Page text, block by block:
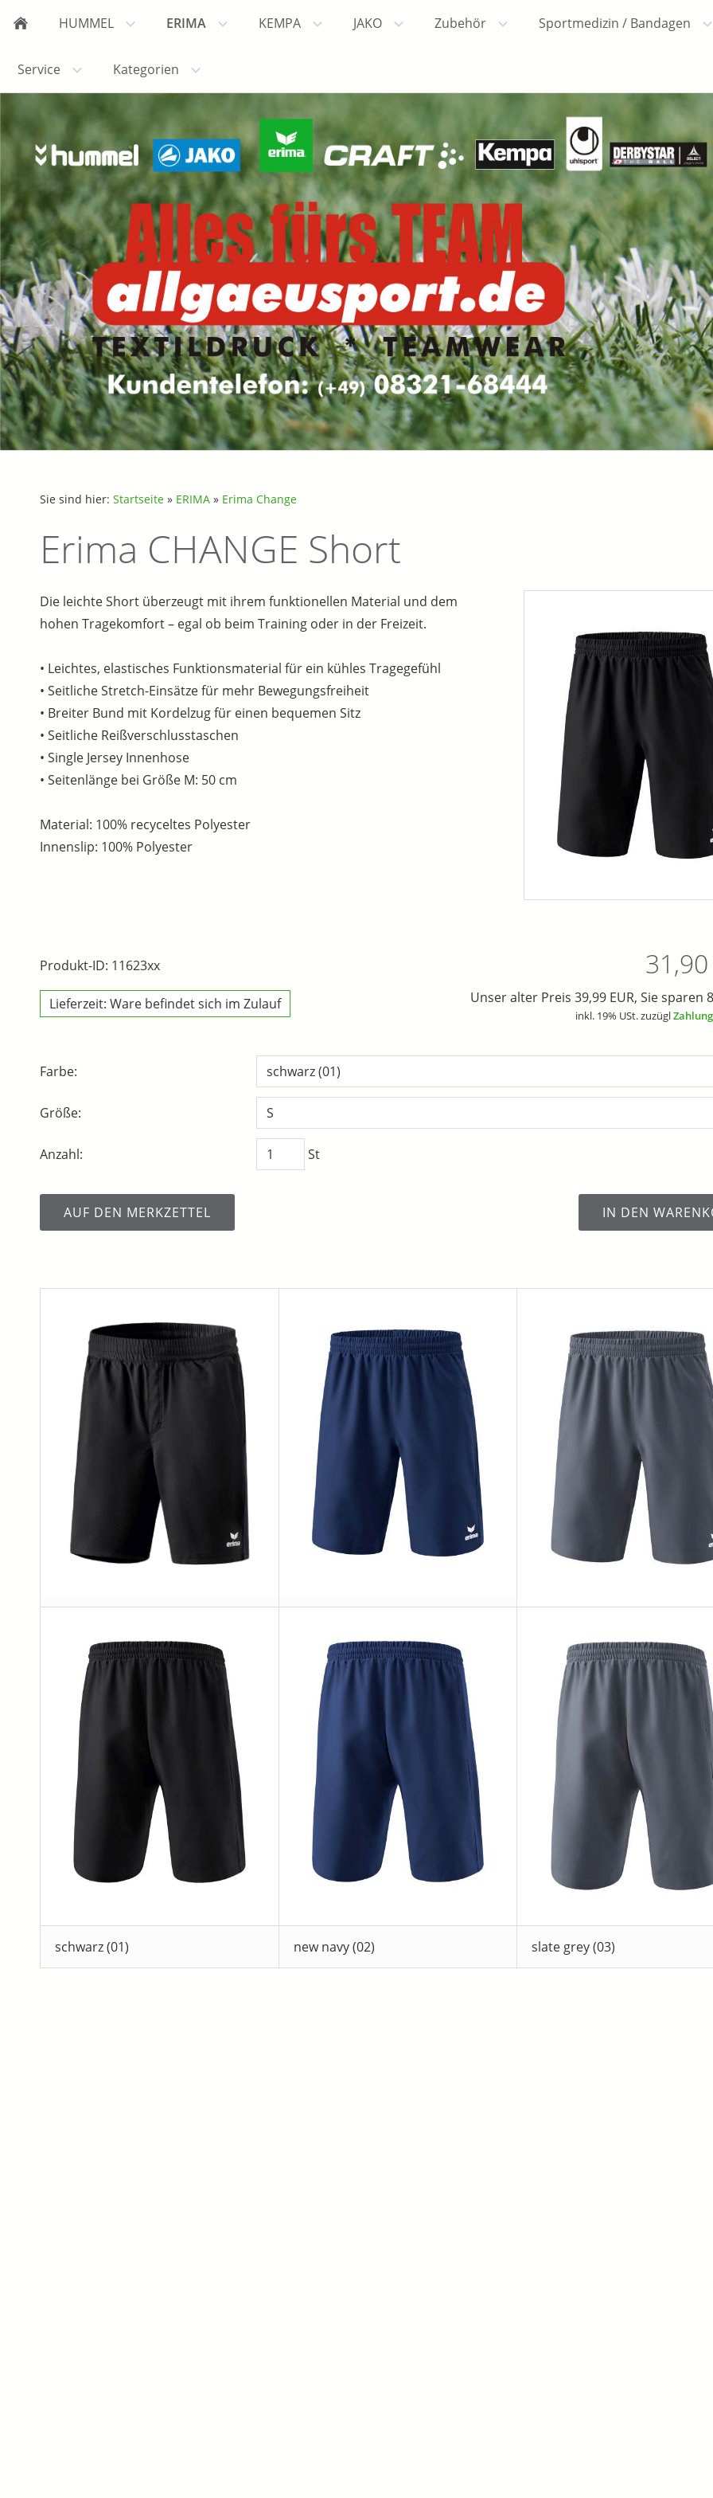
HUMMEL ERIMA KEMPA JAKO Zubehör Sportmedizin / Bandagen
Service Kategorien
Sie sind hier: Startseite » ERIMA » Erima Change
Erima CHANGE Short
Die leichte Short überzeugt mit ihrem funktionellen Material und dem
hohen Tragekomfort – egal ob beim Training oder in der Freizeit.
• Leichtes, elastisches Funktionsmaterial für ein kühles Tragegefühl
• Seitliche Stretch-Einsätze für mehr Bewegungsfreiheit
• Breiter Bund mit Kordelzug für einen bequemen Sitz
• Seitliche Reißverschlusstaschen
• Single Jersey Innenhose
• Seitenlänge bei Größe M: 50 cm
Material: 100% recyceltes Polyester
Innenslip: 100% Polyester
Produkt-ID: 11623xx
Lieferzeit: Ware befindet sich im Zulauf Unser alter Preis 39,99 EUR, Sie sparen
inkl. 19% USt. zuzügl
Farbe:
Größe:
Anzahl: St
IN DEN
AUF DEN MERKZETTEL
schwarz (01) new navy (02) slate grey (03)